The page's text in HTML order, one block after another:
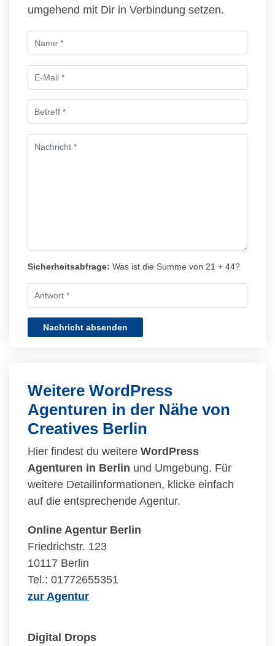
umgehend mit Dir in Verbindung setzen.
Sicherheitsabfrage: Was ist die Summe von 21 + 44?
Nachricht absenden
Weitere WordPress
Agenturen in der Nähe von
Creatives Berlin
Hier findest du weitere WordPress
Agenturen in Berlin und Umgebung. Für
weitere Detailinformationen, klicke einfach
auf die entsprechende Agentur.
Online Agentur Berlin
Friedrichstr. 123
10117 Berlin
Tel.: 01772655351
zur Agentur
Digital Drops